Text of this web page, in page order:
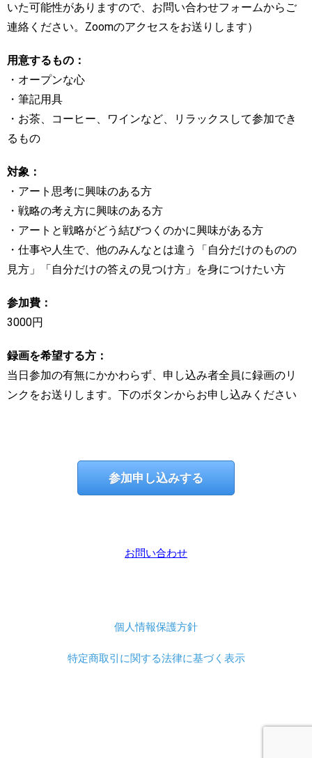
いた可能性がありますので、お問い合わせフォームからご
連絡ください。Zoomのアクセスをお送りします）
用意するもの：
・オープンな心
・筆記用具
・お茶、コーヒー、ワインなど、リラックスして参加でき
るもの
対象：
・アート思考に興味のある方
・戦略の考え方に興味のある方
・アートと戦略がどう結びつくのかに興味がある方
・仕事や人生で、他のみんなとは違う「自分だけのものの
見方」「自分だけの答えの見つけ方」を身につけたい方
参加費：
3000円
録画を希望する方：
当日参加の有無にかかわらず、申し込み者全員に録画のリ
ンクをお送りします。下のボタンからお申し込みください
参加申し込みする
お問い合わせ
個人情報保護方針
特定商取引に関する法律に基づく表示